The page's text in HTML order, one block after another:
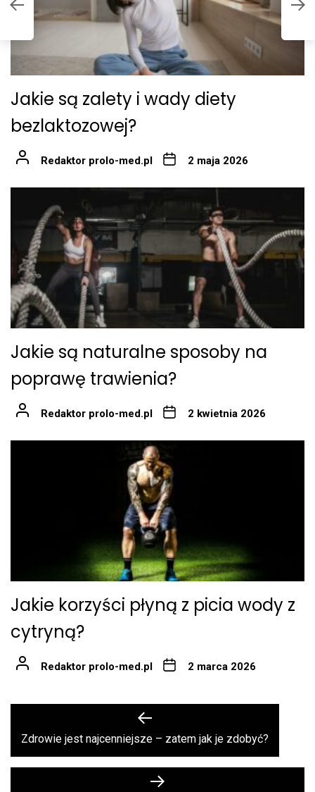
Jakie są zalety i wady diety
bezlaktozowej?
Redaktor prolo-med.pl 2 maja 2026
Jakie są naturalne sposoby na
poprawę trawienia?
Redaktor prolo-med.pl 2 kwietnia 2026
Jakie korzyści płyną z picia wody z
cytryną?
Redaktor prolo-med.pl 2 marca 2026
wpisu
Previous
post:
Zdrowie jest najcenniejsze – zatem jak je zdobyć?
Next